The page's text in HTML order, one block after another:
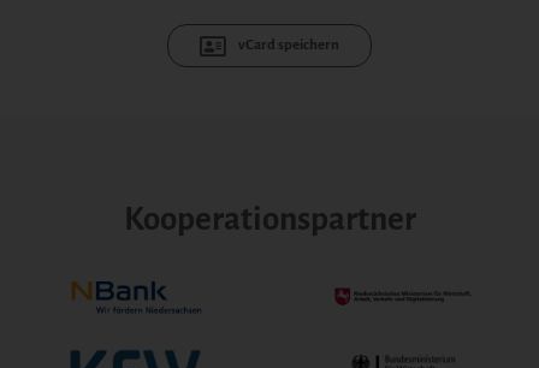
vCard speichern
Kooperationspartner